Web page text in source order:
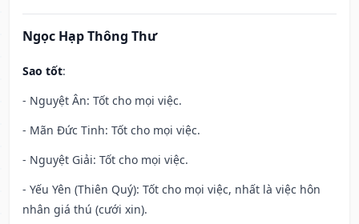
Ngọc Hạp Thông Thư
Sao tốt:
- Nguyệt Ân: Tốt cho mọi việc.
- Mãn Đức Tinh: Tốt cho mọi việc.
- Nguyệt Giải: Tốt cho mọi việc.
- Yếu Yên (Thiên Quý): Tốt cho mọi việc, nhất là việc hôn
nhân giá thú (cưới xin).